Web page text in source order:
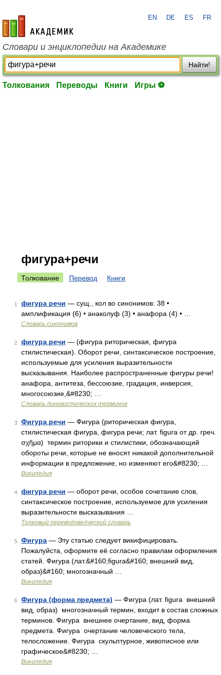
academic.ru
EN DE ES FR
Словари и энциклопедии на Академике
Найти!
Толкования Переводы Книги Игры ⚽
фигура+речи
Толкование Перевод Книги
1 фигура речи — сущ., кол во синонимов: 38 •
амплификация (6) • анаколуф (3) • анафора (4) • …
Словарь синонимов
2 фигура речи — (фигура риторическая, фигура
стилистическая). Оборот речи, синтаксическое построение,
используемые для усиления выразительности
высказывания. Наиболее распространенные фигуры речи!
анафора, антитеза, бессоюзие, градация, инверсия,
многосоюзие,&#8230; …
Словарь лингвистических терминов
3 Фигура речи — Фигура (риторическая фигура,
стилистическая фигура, фигура речи; лат. figura от др. греч.
σχῆμα) термин риторики и стилистики, обозначающий
обороты речи, которые не вносят никакой дополнительной
информации в предложение, но изменяют его&#8230; …
Википедия
4 фигура речи — оборот речи, особое сочетание слов,
синтаксическое построение, используемое для усиления
выразительности высказывания …
Толковый переводоведческий словарь
5 Фигура — Эту статью следует викифицировать.
Пожалуйста, оформите её согласно правилам оформления
статей. Фигура (лат.&#160;figura&#160; внешний вид,
образ)&#160; многозначный …
Википедия
6 Фигура (форма предмета) — Фигура (лат. figura внешний
вид, образ) многозначный термин, входит в состав сложных
терминов. Фигура внешнее очертание, вид, форма
предмета. Фигура очертание человеческого тела,
телосложение. Фигура скульптурное, живописное или
графическое&#8230; …
Википедия